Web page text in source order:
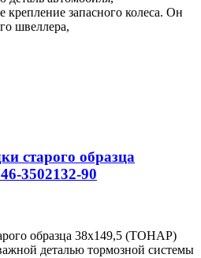
запасного колеса. Он
швеллера,
старого образца
3502132-90
образца 38х149,5 (ТОНАР)
деталью тормозной системы